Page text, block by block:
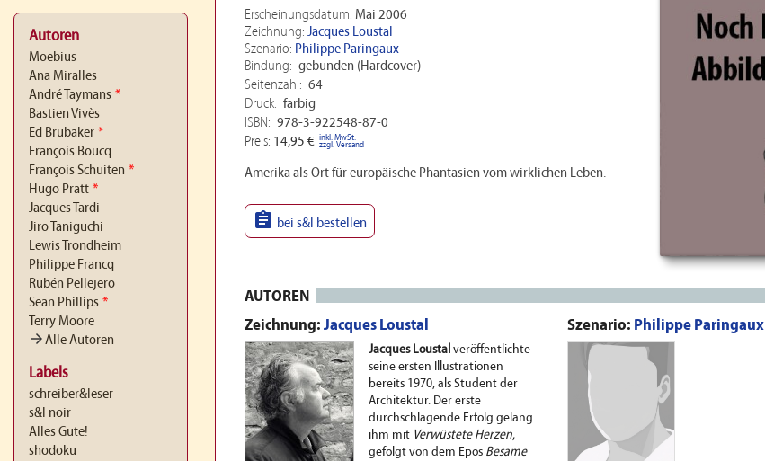
Autoren
Moebius
Ana Miralles
André Taymans *
Bastien Vivès
Ed Brubaker *
François Boucq
François Schuiten *
Hugo Pratt *
Jacques Tardi
Jiro Taniguchi
Lewis Trondheim
Philippe Francq
Rubén Pellejero
Sean Phillips *
Terry Moore
arrow_forwardAlle Autoren
Labels
schreiber&leser
s&l noir
Alles Gute!
shodoku
Erscheinungsdatum: Mai 2006
Zeichnung: Jacques Loustal
Szenario: Philippe Paringaux
Bindung: gebunden (Hardcover)
Seitenzahl: 64
Druck: farbig
ISBN: 978-3-922548-87-0
Preis: 14,95 € inkl. MwSt.
zzgl. Versand
Amerika als Ort für europäische Phantasien vom wirklichen Leben.
 bei s&l bestellen
AUTOREN
Zeichnung: Jacques Loustal
Jacques Loustal veröffentlichte
seine ersten Illustrationen
bereits 1970, als Student der
Architektur. Der erste
durchschlagende Erfolg gelang
ihm mit Verwüstete Herzen,
gefolgt von dem Epos Besame
Szenario: Philippe Paringaux